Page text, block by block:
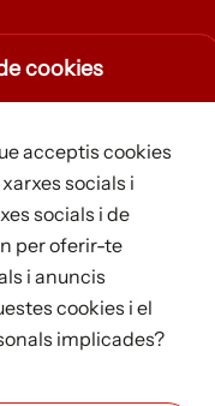
cookies
acceptis cookies
socials i
socials i de
per oferir-te
i anuncis
cookies i el
implicades?